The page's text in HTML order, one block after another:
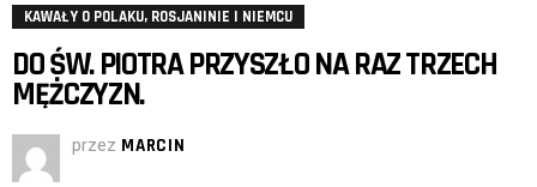
KAWAŁY O POLAKU, ROSJANINIE I NIEMCU
DO ŚW. PIOTRA PRZYSZŁO NA RAZ TRZECH
MĘŻCZYZN.
przez MARCIN